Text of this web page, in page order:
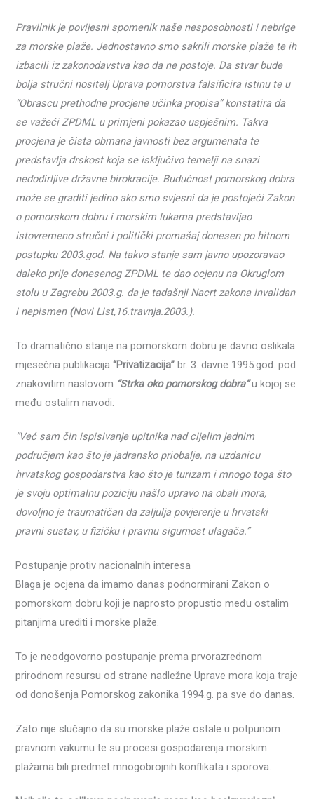
Pravilnik je povijesni spomenik naše nesposobnosti i nebrige
za morske plaže. Jednostavno smo sakrili morske plaže te ih
izbacili iz zakonodavstva kao da ne postoje. Da stvar bude
bolja stručni nositelj Uprava pomorstva falsificira istinu te u
“Obrascu prethodne procjene učinka propisa” konstatira da
se važeći ZPDML u primjeni pokazao uspješnim. Takva
procjena je čista obmana javnosti bez argumenata te
predstavlja drskost koja se isključivo temelji na snazi
nedodirljive državne birokracije. Budućnost pomorskog dobra
može se graditi jedino ako smo svjesni da je postojeći Zakon
o pomorskom dobru i morskim lukama predstavljao
istovremeno stručni i politički promašaj donesen po hitnom
postupku 2003.god. Na takvo stanje sam javno upozoravao
daleko prije donesenog ZPDML te dao ocjenu na Okruglom
stolu u Zagrebu 2003.g. da je tadašnji Nacrt zakona invalidan
i nepismen(Novi List,16.travnja.2003.).
To dramatično stanje na pomorskom dobru je davno oslikala
mjesečna publikacija“Privatizacija” br. 3. davne 1995.god. pod
znakovitim naslovom “Strka oko pomorskog dobra”u kojoj se
među ostalim navodi:
“Već sam čin ispisivanje upitnika nad cijelim jednim
područjem kao što je jadransko priobalje, na uzdanicu
hrvatskog gospodarstva kao što je turizam i mnogo toga što
je svoju optimalnu poziciju našlo upravo na obali mora,
dovoljno je traumatičan da zaljulja povjerenje u hrvatski
pravni sustav, u fizičku i pravnu sigurnost ulagača.”
Postupanje protiv nacionalnih interesa
Blaga je ocjena da imamo danas podnormirani Zakon o
pomorskom dobru koji je naprosto propustio među ostalim
pitanjima urediti i morske plaže.
To je neodgovorno postupanje prema prvorazrednom
prirodnom resursu od strane nadležne Uprave mora koja traje
od donošenja Pomorskog zakonika 1994.g. pa sve do danas.
Zato nije slučajno da su morske plaže ostale u potpunom
pravnom vakumu te su procesi gospodarenja morskim
plažama bili predmet mnogobrojnih konflikata i sporova.